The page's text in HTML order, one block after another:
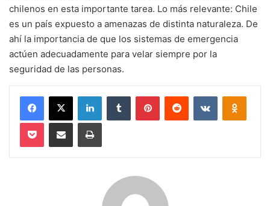
chilenos en esta importante tarea. Lo más relevante: Chile
es un país expuesto a amenazas de distinta naturaleza. De
ahí la importancia de que los sistemas de emergencia
actúen adecuadamente para velar siempre por la
seguridad de las personas.
Facebook
X LinkedInTumblr PinterestReddit VKontakte
Pocket Compartir via email Imprimir